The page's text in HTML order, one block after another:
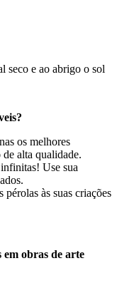
seco e ao abrigo o sol
os melhores
alta qualidade.
Use sua
pérolas às suas criações
em obras de arte